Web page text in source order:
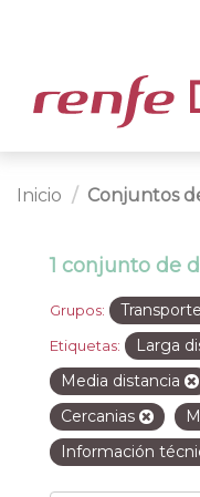
Inicio Conjuntos
1 conjunto de
Grupos: Transporte
Etiquetas:
Larga
Media distancia
Cercanias
Información